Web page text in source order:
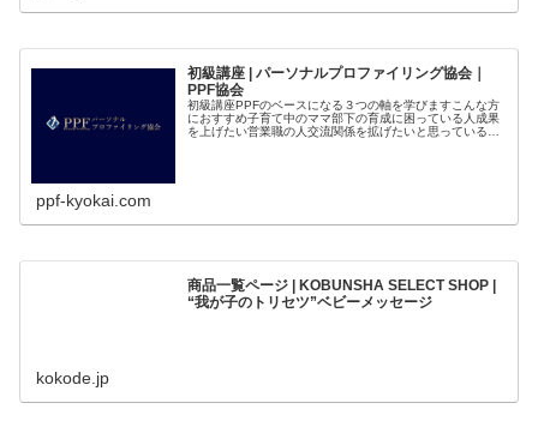
初級講座 | パーソナルプロファイリング協会｜
PPF協会
初級講座PPFのベースになる３つの軸を学びますこんな方
におすすめ子育て中のママ部下の育成に困っている人成果
を上げたい営業職の人交流関係を拡げたいと思っている人
ppf-kyokai.com
商品一覧ページ | KOBUNSHA SELECT SHOP |
“我が子のトリセツ”ベビーメッセージ
kokode.jp